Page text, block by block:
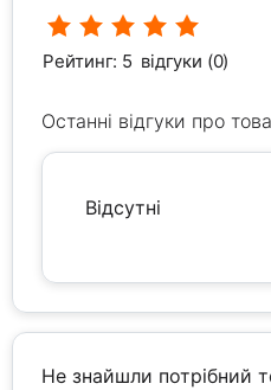
Рейтинг: 5 відгуки (0)
Останні відгуки про
Відсутні
Не знайшли потрібний